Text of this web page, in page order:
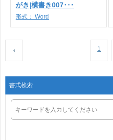
がき|横書き007･･･
形式： Word
1
書式検索